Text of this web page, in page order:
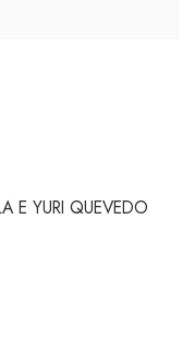
E YURI QUEVEDO